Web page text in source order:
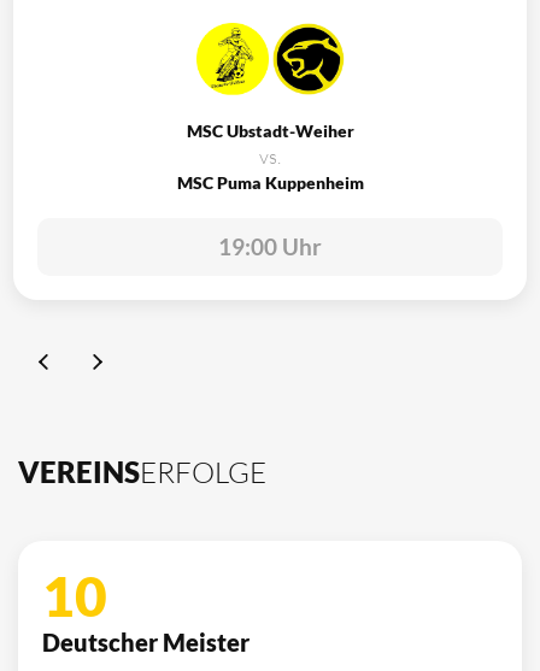
MSC Ubstadt-Weiher
vs.
MSC Puma Kuppenheim
19:00 Uhr
VEREINSERFOLGE
10
Deutscher Meister